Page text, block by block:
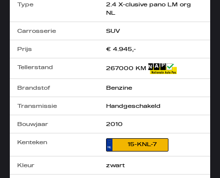
Type
2.4 X-clusive pano LM org
NL
Carrosserie SUV
Prijs € 4.945,-
Tellerstand 267000 KM
Brandstof Benzine
Transmissie Handgeschakeld
Bouwjaar 2010
Kenteken 15-KNL-7
Kleur zwart